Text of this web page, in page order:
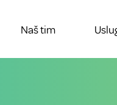
Naš tim